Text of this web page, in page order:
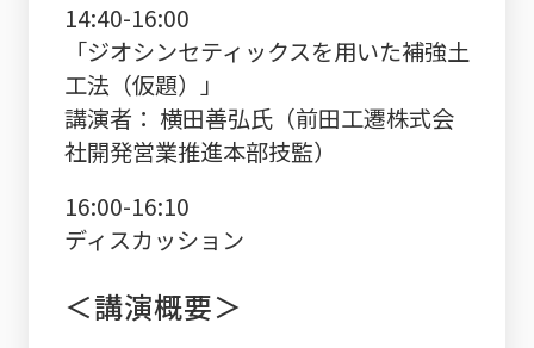
14:40-16:00
「ジオシンセティックスを用いた補強土
工法（仮題）」
講演者： 横田善弘氏（前田工遷株式会
社開発営業推進本部技監）
16:00-16:10
ディスカッション
＜講演概要＞